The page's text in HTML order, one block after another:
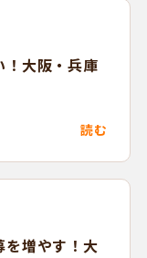
！大阪・兵庫
読む
を増やす！大